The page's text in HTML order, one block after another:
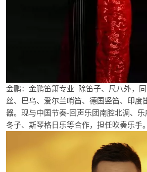
金鹏：金鹏笛箫专业 除笛子、尺八外，
丝、巴乌、爱尔兰哨笛、德国竖笛、印度
器。现与中国节奏-回声乐团南腔北调、
冬子、斯琴格日乐等合作，担任吹奏乐手。